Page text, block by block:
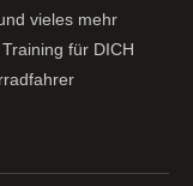
vieles mehr
für DICH